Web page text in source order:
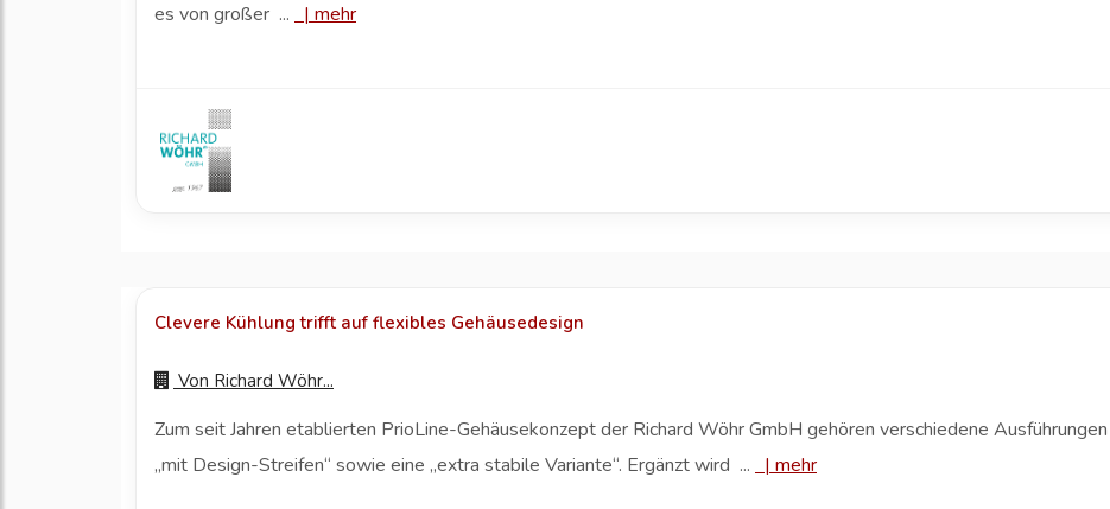
es von großer ... |mehr
Clevere Kühlung trifft auf flexibles Gehäusedesign
Von Richard Wöhr...
Zum seit Jahren etablierten PrioLine-Gehäusekonzept der Richard Wöhr GmbH gehören verschiedene Ausführungen
„mit Design-Streifen“ sowie eine „extra stabile Variante“. Ergänzt wird ... |mehr